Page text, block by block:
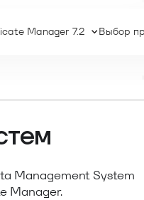
Manager 7.2 Выбор
Management System
Manager.